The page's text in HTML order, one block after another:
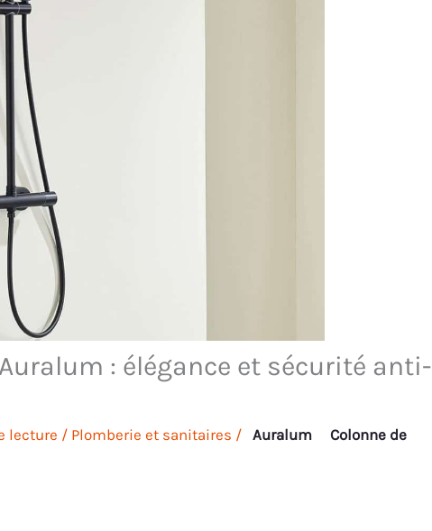
: élégance et sécurité anti-
lecture / Plomberie et sanitaires / Auralum
Colonne de